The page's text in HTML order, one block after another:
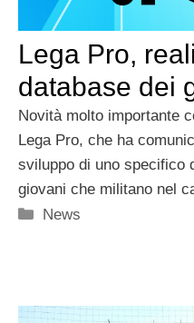
Lega Pro,
database dei
Novità molto importante
Lega Pro, che ha
sviluppo di uno specifico
giovani che militano nel
Categorie
News